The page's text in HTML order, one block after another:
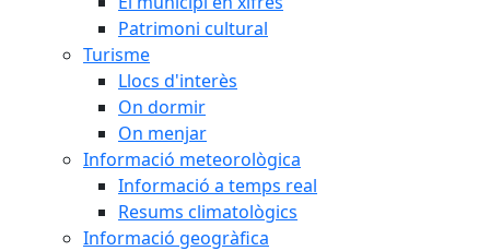
Patrimoni cultural
Turisme
Llocs d'interès
On dormir
On menjar
Informació meteorològica
Informació a temps real
Resums climatològics
Informació geogràfica